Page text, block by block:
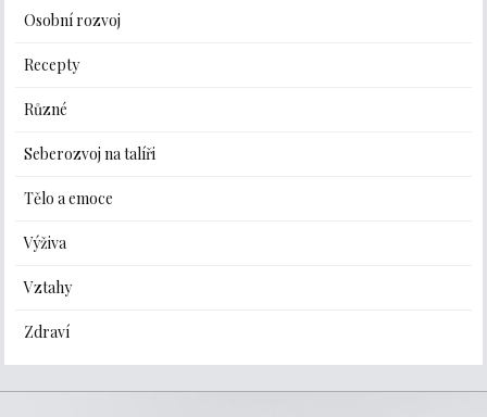
Osobní rozvoj
Recepty
Různé
Seberozvoj na talíři
Tělo a emoce
Výživa
Vztahy
Zdraví